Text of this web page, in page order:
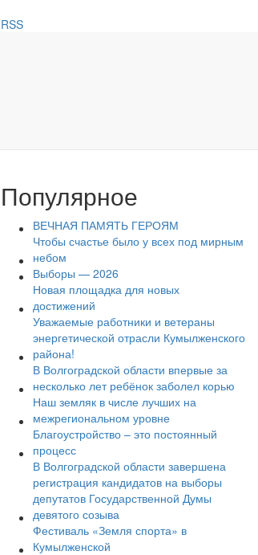
RSS
Популярное
ВЕЧНАЯ ПАМЯТЬ ГЕРОЯМ
Чтобы счастье было у всех под мирным
небом
Выборы — 2026
Новая площадка для новых
достижений
Уважаемые работники и ветераны
энергетической отрасли Кумылженского
района!
В Волгоградской области впервые за
несколько лет ребёнок заболел корью
Наш земляк в числе лучших на
межрегиональном уровне
Благоустройство – это постоянный
процесс
В Волгоградской области завершена
регистрация кандидатов на выборы
депутатов Государственной Думы
девятого созыва
Фестиваль «Земля спорта» в
Кумылженской